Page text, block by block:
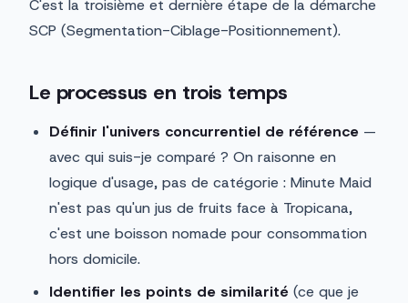
C'est la troisième et dernière étape de la démarche
SCP (Segmentation-Ciblage-Positionnement).
Le processus en trois temps
Définir l'univers concurrentiel de référence —
avec qui suis-je comparé ? On raisonne en
logique d'usage, pas de catégorie : Minute Maid
n'est pas qu'un jus de fruits face à Tropicana,
c'est une boisson nomade pour consommation
hors domicile.
Identifier les points de similarité (ce que je